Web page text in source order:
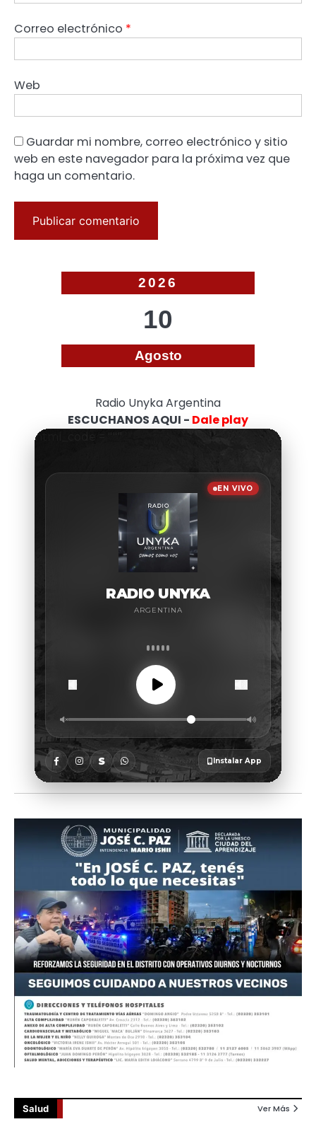
Correo electrónico *
Web
Guardar mi nombre, correo electrónico y sitio
web en este navegador para la próxima vez que
haga un comentario.
2026
10
Agosto
Radio Unyka Argentina
ESCUCHANOS AQUI - Dale play
Salud Ver Más